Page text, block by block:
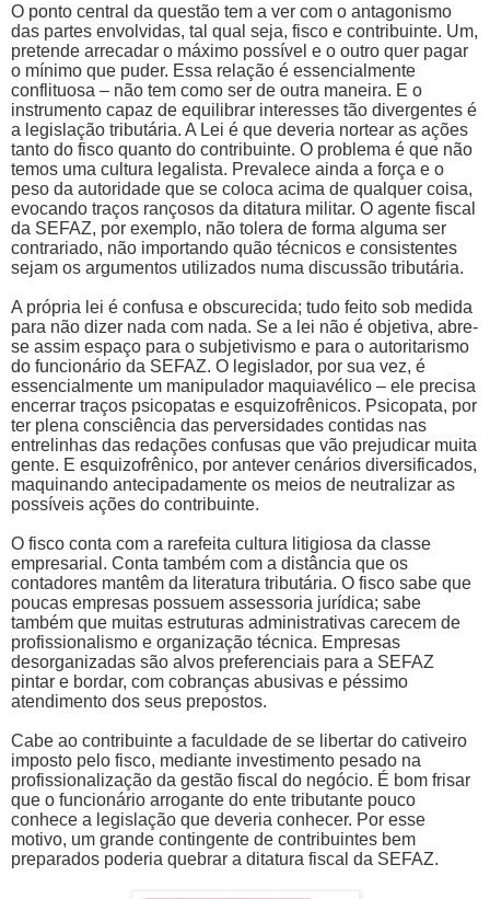
O ponto central da questão tem a ver com o antagonismo
das partes envolvidas, tal qual seja, fisco e contribuinte. Um,
pretende arrecadar o máximo possível e o outro quer pagar
o mínimo que puder. Essa relação é essencialmente
conflituosa – não tem como ser de outra maneira. E o
instrumento capaz de equilibrar interesses tão divergentes é
a legislação tributária. A Lei é que deveria nortear as ações
tanto do fisco quanto do contribuinte. O problema é que não
temos uma cultura legalista. Prevalece ainda a força e o
peso da autoridade que se coloca acima de qualquer coisa,
evocando traços rançosos da ditatura militar. O agente fiscal
da SEFAZ, por exemplo, não tolera de forma alguma ser
contrariado, não importando quão técnicos e consistentes
sejam os argumentos utilizados numa discussão tributária.
A própria lei é confusa e obscurecida; tudo feito sob medida
para não dizer nada com nada. Se a lei não é objetiva, abre-
se assim espaço para o subjetivismo e para o autoritarismo
do funcionário da SEFAZ. O legislador, por sua vez, é
essencialmente um manipulador maquiavélico – ele precisa
encerrar traços psicopatas e esquizofrênicos. Psicopata, por
ter plena consciência das perversidades contidas nas
entrelinhas das redações confusas que vão prejudicar muita
gente. E esquizofrênico, por antever cenários diversificados,
maquinando antecipadamente os meios de neutralizar as
possíveis ações do contribuinte.
O fisco conta com a rarefeita cultura litigiosa da classe
empresarial. Conta também com a distância que os
contadores mantêm da literatura tributária. O fisco sabe que
poucas empresas possuem assessoria jurídica; sabe
também que muitas estruturas administrativas carecem de
profissionalismo e organização técnica. Empresas
desorganizadas são alvos preferenciais para a SEFAZ
pintar e bordar, com cobranças abusivas e péssimo
atendimento dos seus prepostos.
Cabe ao contribuinte a faculdade de se libertar do cativeiro
imposto pelo fisco, mediante investimento pesado na
profissionalização da gestão fiscal do negócio. É bom frisar
que o funcionário arrogante do ente tributante pouco
conhece a legislação que deveria conhecer. Por esse
motivo, um grande contingente de contribuintes bem
preparados poderia quebrar a ditatura fiscal da SEFAZ.